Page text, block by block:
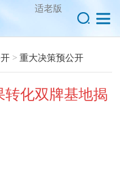
适老版
> 重大决策预公开
转化双牌基地揭